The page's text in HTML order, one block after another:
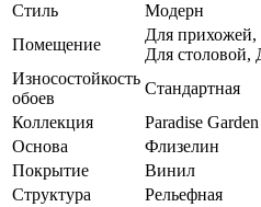
Стиль
Модерн
Помещение
Для прихожей,
Для столовой,
Износостойкость
обоев
Стандартная
Коллекция
Paradise Garden
Основа
Флизелин
Покрытие
Винил
Структура
Рельефная